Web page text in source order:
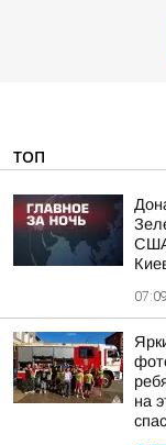
ТОП
США
07:09
на